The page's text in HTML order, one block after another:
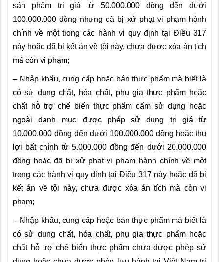
sản phẩm trị giá từ 50.000.000 đồng đến dưới
100.000.000 đồng nhưng đã bị xử phạt vi phạm hành
chính về một trong các hành vi quy định tại Điều 317
này hoặc đã bị kết án về tội này, chưa được xóa án tích
mà còn vi phạm;
– Nhập khẩu, cung cấp hoặc bán thực phẩm mà biết là
có sử dụng chất, hóa chất, phụ gia thực phẩm hoặc
chất hỗ trợ chế biến thực phẩm cấm sử dụng hoặc
ngoài danh mục được phép sử dụng trị giá từ
10.000.000 đồng đến dưới 100.000.000 đồng hoặc thu
lợi bất chính từ 5.000.000 đồng đến dưới 20.000.000
đồng hoặc đã bị xử phạt vi phạm hành chính về một
trong các hành vi quy định tại Điều 317 này hoặc đã bị
kết án về tội này, chưa được xóa án tích mà còn vi
phạm;
– Nhập khẩu, cung cấp hoặc bán thực phẩm mà biết là
có sử dụng chất, hóa chất, phụ gia thực phẩm hoặc
chất hỗ trợ chế biến thực phẩm chưa được phép sử